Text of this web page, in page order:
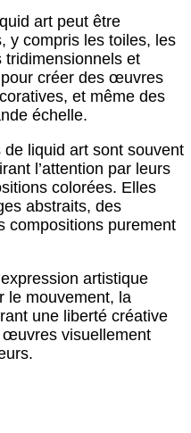
art peut être
y compris les toiles, les
tridimensionnels et
créer des œuvres
et même des
échelle.
liquid art sont souvent
l’attention par leurs
colorées. Elles
abstraits, des
compositions purement
artistique
le mouvement, la
une liberté créative
œuvres visuellement